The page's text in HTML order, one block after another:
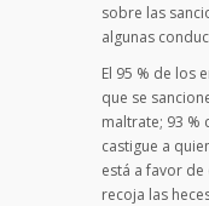
sobre las
algunas
El 95 % de los
que se
maltrate; 93 %
castigue a
está a favor
recoja las